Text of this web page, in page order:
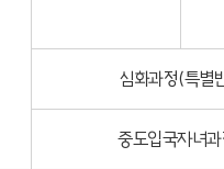
심화과정(특별
중도입국자녀